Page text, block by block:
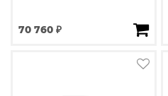
70 760 ₽